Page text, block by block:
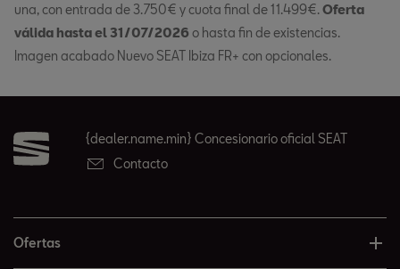
una, con entrada de 3.750€ y cuota final de 11.499€.Oferta
válida hasta el 31/07/2026 o hasta fin de existencias.
Imagen acabado Nuevo SEAT Ibiza FR+ con opcionales.
{dealer.name.min} Concesionario oficial SEAT
Contacto
Ofertas